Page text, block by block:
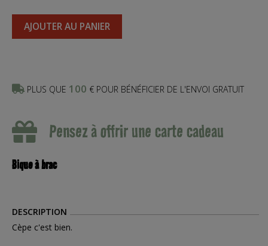
AJOUTER AU PANIER
PLUS QUE 100 € POUR BÉNÉFICIER DE L'ENVOI GRATUIT
Pensez à offrir une carte cadeau
Bique à brac
DESCRIPTION
Cèpe c'est bien.